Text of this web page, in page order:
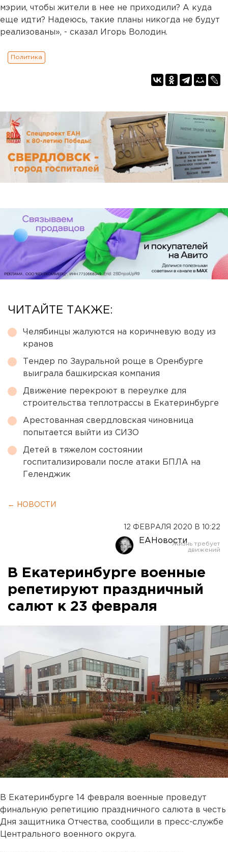
мэрии, чтобы жители в нее не приходили? А куда
еще идти? Надеюсь, такие планы никогда не будут
реализованы», - сказал Игорь Володин.
Политика
ЧИТАЙТЕ ТАКЖЕ:
Челябинцы жалуются на коричневую воду из
кранов
Тендер по Зауральной роще в Оренбурге
выиграла башкирская компания
Движение перекроют в переулке для
строительства теплотрассы в Екатеринбурге
Арестованная свердловская чиновница
попытается выйти из СИЗО
Детей в тяжелом состоянии
госпитализировали после атаки БПЛА на
Геленджик
← НОВОСТИ
12 ФЕВРАЛЯ 2020 В 10:22
ЕАНовости
В Екатеринбурге военные
репетируют праздничный
салют к 23 февраля
В Екатеринбурге 14 февраля военные проведут
финальную репетицию праздничного салюта в честь
Дня защитника Отчества, сообщили в пресс-службе
Центрального военного округа.